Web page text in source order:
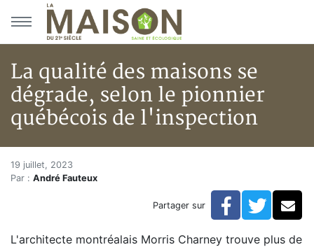
Aller au menu principal
Aller au contenu principal
La qualité des maisons se
dégrade, selon le pionnier
québécois de l'inspection
Accueil
Articles
La qualité des maisons se dégrade, selon le
La qualité des maisons se
19 juillet, 2023
Par : André Fauteux
Partager sur Facebook
L'architecte montréalais Morris Charney trouve plus de